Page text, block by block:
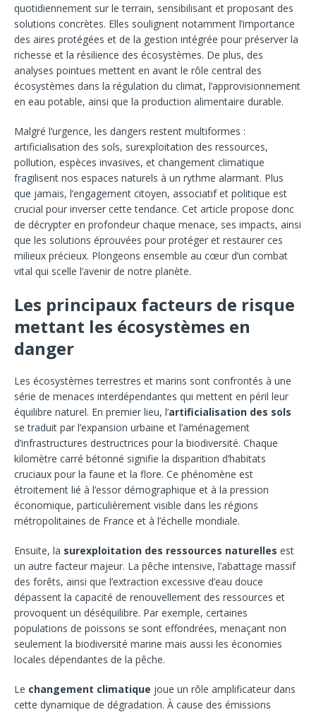
quotidiennement sur le terrain, sensibilisant et proposant des
solutions concrètes. Elles soulignent notamment l’importance
des aires protégées et de la gestion intégrée pour préserver la
richesse et la résilience des écosystèmes. De plus, des
analyses pointues mettent en avant le rôle central des
écosystèmes dans la régulation du climat, l’approvisionnement
en eau potable, ainsi que la production alimentaire durable.
Malgré l’urgence, les dangers restent multiformes :
artificialisation des sols, surexploitation des ressources,
pollution, espèces invasives, et changement climatique
fragilisent nos espaces naturels à un rythme alarmant. Plus
que jamais, l’engagement citoyen, associatif et politique est
crucial pour inverser cette tendance. Cet article propose donc
de décrypter en profondeur chaque menace, ses impacts, ainsi
que les solutions éprouvées pour protéger et restaurer ces
milieux précieux. Plongeons ensemble au cœur d’un combat
vital qui scelle l’avenir de notre planète.
Les principaux facteurs de risque
mettant les écosystèmes en
danger
Les écosystèmes terrestres et marins sont confrontés à une
série de menaces interdépendantes qui mettent en péril leur
équilibre naturel. En premier lieu, l’artificialisation des sols
se traduit par l’expansion urbaine et l’aménagement
d’infrastructures destructrices pour la biodiversité. Chaque
kilomètre carré bétonné signifie la disparition d’habitats
cruciaux pour la faune et la flore. Ce phénomène est
étroitement lié à l’essor démographique et à la pression
économique, particulièrement visible dans les régions
métropolitaines de France et à l’échelle mondiale.
Ensuite, la surexploitation des ressources naturelles est
un autre facteur majeur. La pêche intensive, l’abattage massif
des forêts, ainsi que l’extraction excessive d’eau douce
dépassent la capacité de renouvellement des ressources et
provoquent un déséquilibre. Par exemple, certaines
populations de poissons se sont effondrées, menaçant non
seulement la biodiversité marine mais aussi les économies
locales dépendantes de la pêche.
Le changement climatique joue un rôle amplificateur dans
cette dynamique de dégradation. À cause des émissions